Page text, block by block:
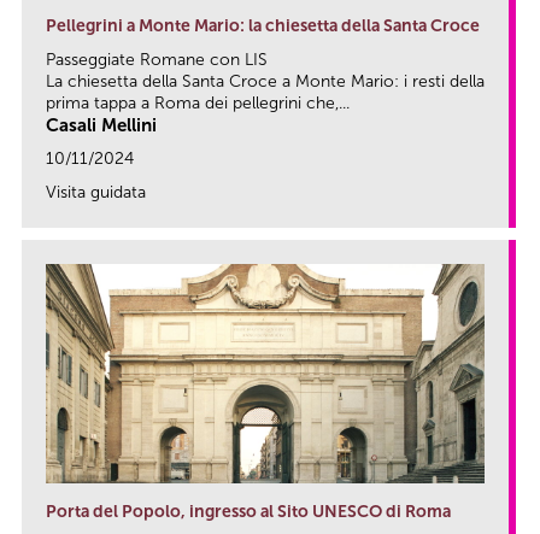
Pellegrini a Monte Mario: la chiesetta della Santa Croce
Passeggiate Romane con LIS
La chiesetta della Santa Croce a Monte Mario: i resti della
prima tappa a Roma dei pellegrini che,...
Casali Mellini
10/11/2024
Visita guidata
Porta del Popolo, ingresso al Sito UNESCO di Roma